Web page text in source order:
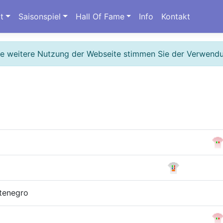
Saisonspiel Hall Of Fame Info Kontakt
weitere Nutzung der Webseite stimmen Sie der